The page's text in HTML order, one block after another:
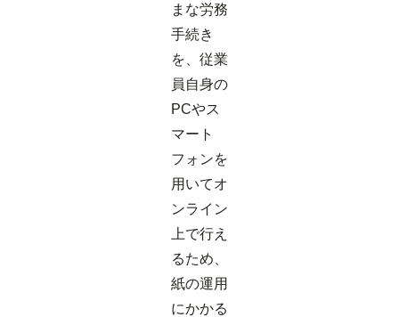
まな労務
手続き
を、従業
員自身の
PCやス
マート
フォンを
用いてオ
ンライン
上で行え
るため、
紙の運用
にかかる